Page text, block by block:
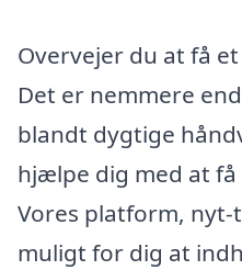
Overvejer du at få
Det er nemmere
blandt dygtige
hjælpe dig med at
Vores platform,
muligt for dig at